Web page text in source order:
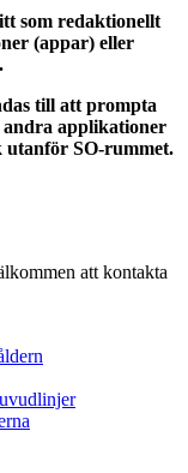
som redaktionellt
(appar) eller
till att prompta
andra applikationer
utanför SO-rummet.
att kontakta